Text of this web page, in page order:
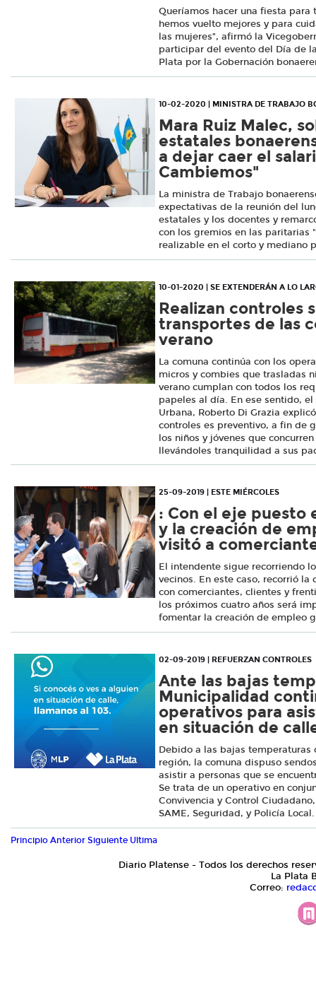
Queríamos hacer una fiesta para
hemos vuelto mejores y para
las mujeres”, afirmó la
participar del evento del Día de
Plata por la Gobernación
10-02-2020 | MINISTRA DE TRABAJO
Mara Ruiz Malec,
estatales
a dejar caer el
Cambiemos"
La ministra de Trabajo
expectativas de la reunión del
estatales y los docentes y
con los gremios en las paritarias
realizable en el corto y mediano
10-01-2020 | SE EXTENDERÁN A LO
Realizan controles
transportes de las
verano
La comuna continúa con los
micros y combies que trasladas
verano cumplan con todos los
papeles al día. En ese sentido,
Urbana, Roberto Di Grazia
controles es preventivo, a fin de
los niños y jóvenes que
llevándoles tranquilidad a sus
25-09-2019 | ESTE MIÉRCOLES
: Con el eje puesto
y la creación de
visitó a
El intendente sigue recorriendo
vecinos. En este caso, recorrió
con comerciantes, clientes y
los próximos cuatro años será
fomentar la creación de empleo
02-09-2019 | REFUERZAN CONTROLES
Ante las bajas
Municipalidad
operativos para
en situación de
Debido a las bajas temperaturas
región, la comuna dispuso
asistir a personas que se
Se trata de un operativo en
Convivencia y Control
SAME, Seguridad, y Policía Local.
Principio Anterior Siguiente Ultima
Diario Platense - Todos los derechos
La Plata
Correo: